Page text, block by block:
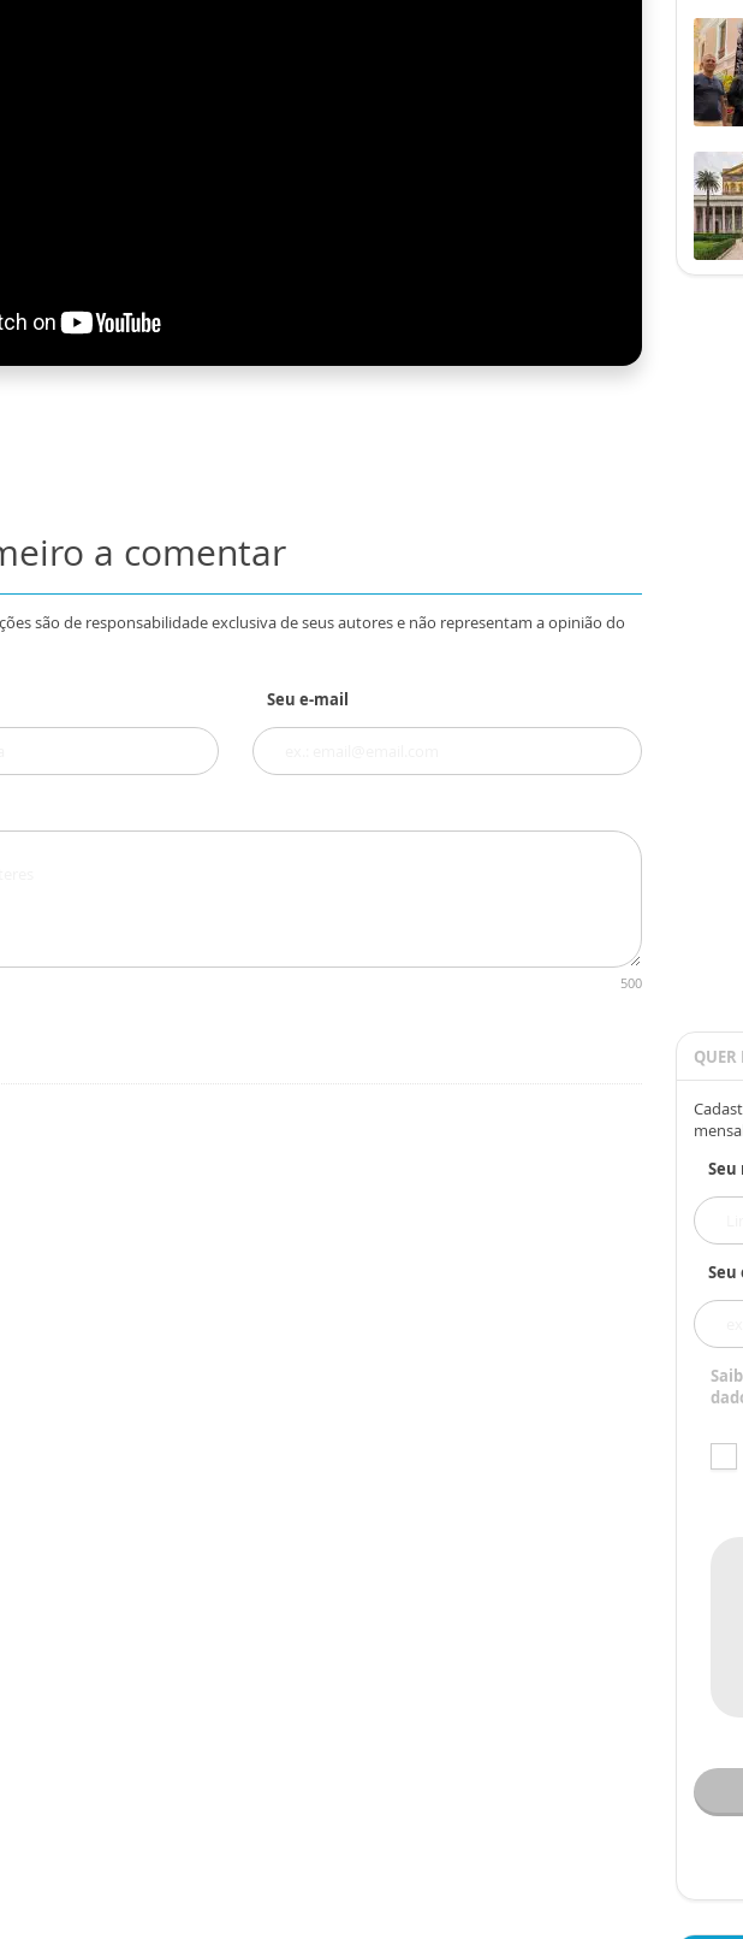
a comentar
são de responsabilidade exclusiva de seus autores e não representam a opinião do
Seu e-mail
500
QUER
Seu
Seu